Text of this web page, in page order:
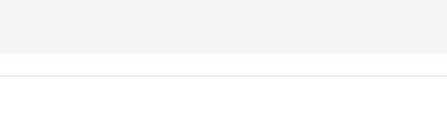
calitatea ajutorului pe care îl poți oferi.
nu doar a intențiilor.